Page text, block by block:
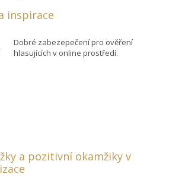
inspirace
Dobré zabezepečení pro ověření
hlasujících v online prostředí.
a pozitivní okamžiky v